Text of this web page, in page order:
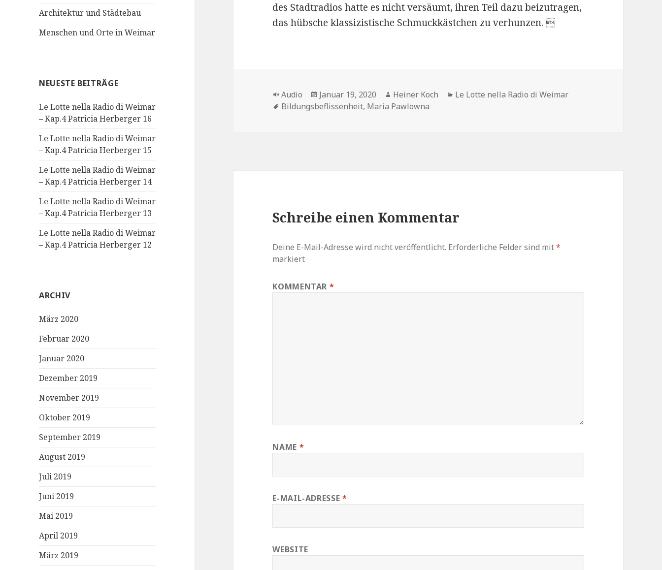
Architektur und Städtebau
Menschen und Orte in Weimar
NEUESTE BEITRÄGE
Le Lotte nella Radio di Weimar
– Kap.4 Patricia Herberger 16
Le Lotte nella Radio di Weimar
– Kap.4 Patricia Herberger 15
Le Lotte nella Radio di Weimar
– Kap.4 Patricia Herberger 14
Le Lotte nella Radio di Weimar
– Kap.4 Patricia Herberger 13
Le Lotte nella Radio di Weimar
– Kap.4 Patricia Herberger 12
ARCHIV
März 2020
Februar 2020
Januar 2020
Dezember 2019
November 2019
Oktober 2019
September 2019
August 2019
Juli 2019
Juni 2019
Mai 2019
April 2019
März 2019
des Stadtradios hatte es nicht versäumt, ihren Teil dazu beizutragen,
das hübsche klassizistische Schmuckkästchen zu verhunzen. 
Format
Audio
Veröffentlicht
am
Januar 19, 2020 Autor
Heiner Koch Kategorien
Le Lotte nella Radio di Weimar
Schlagwörter
Bildungsbeflissenheit, Maria Pawlowna
Schreibe einen Kommentar
Deine E-Mail-Adresse wird nicht veröffentlicht. Erforderliche Felder sind mit*
markiert
KOMMENTAR *
NAME *
E-MAIL-ADRESSE *
WEBSITE